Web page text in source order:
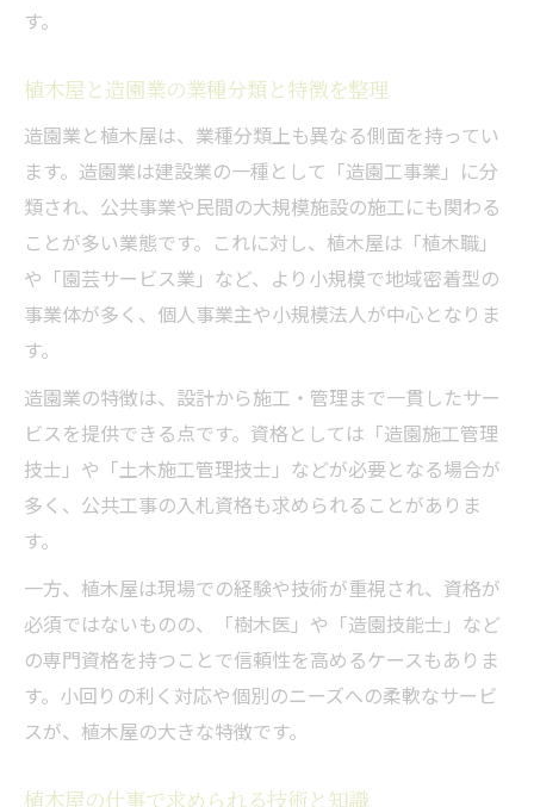
す。
植木屋と造園業の業種分類と特徴を整理
造園業と植木屋は、業種分類上も異なる側面を持ってい
ます。造園業は建設業の一種として「造園工事業」に分
類され、公共事業や民間の大規模施設の施工にも関わる
ことが多い業態です。これに対し、植木屋は「植木職」
や「園芸サービス業」など、より小規模で地域密着型の
事業体が多く、個人事業主や小規模法人が中心となりま
す。
造園業の特徴は、設計から施工・管理まで一貫したサー
ビスを提供できる点です。資格としては「造園施工管理
技士」や「土木施工管理技士」などが必要となる場合が
多く、公共工事の入札資格も求められることがありま
す。
一方、植木屋は現場での経験や技術が重視され、資格が
必須ではないものの、「樹木医」や「造園技能士」など
の専門資格を持つことで信頼性を高めるケースもありま
す。小回りの利く対応や個別のニーズへの柔軟なサービ
スが、植木屋の大きな特徴です。
植木屋の仕事で求められる技術と知識